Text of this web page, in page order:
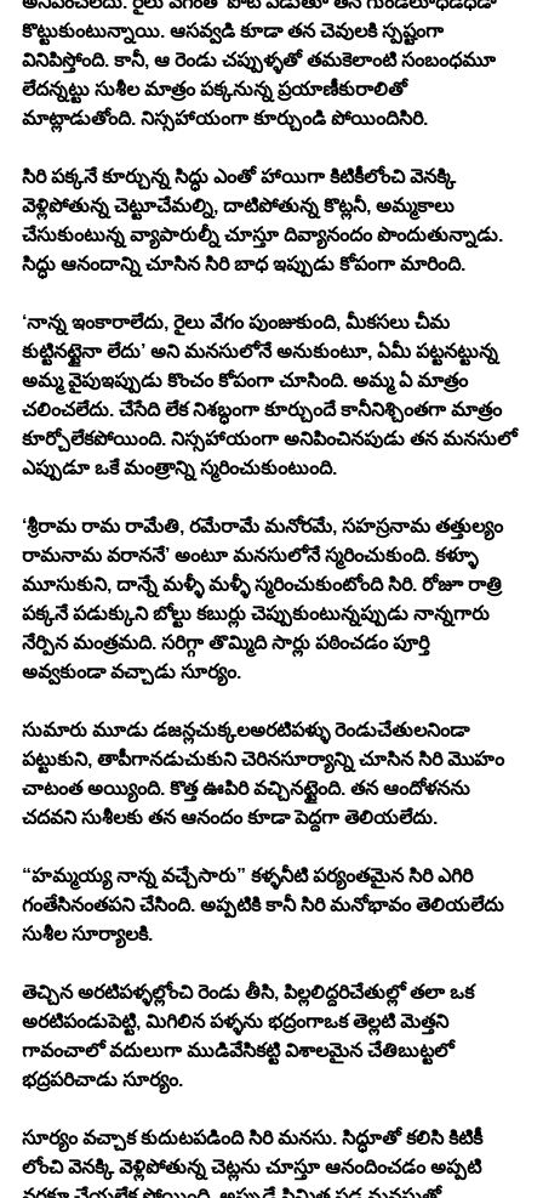
కొట్టుకుంటున్నాయి. ఆసవ్వడి కూడా తన చెవులకి స్పష్టంగా
వినిపిస్తోంది. కానీ, ఆ రెండు చప్పుళ్ళతో తమకెలాంటి సంబంధమూ
లేదన్నట్టు సుశీల మాత్రం పక్కనున్న ప్రయాణీకురాలితో
మాట్లాడుతోంది. నిస్సహాయంగా కూర్చుండి పోయిందిసిరి.
సిరి పక్కనే కూర్చున్న సిద్ధు ఎంతో హాయిగా కిటికీలోంచి వెనక్కి
వెళ్లిపోతున్న చెట్టూచేమల్ని, దాటిపోతున్న కొట్లనీ, అమ్మకాలు
చేసుకుంటున్న వ్యాపారుల్నీ చూస్తూ దివ్యానందం పొందుతున్నాడు.
సిద్ధు ఆనందాన్ని చూసిన సిరి బాధ ఇప్పుడు కోపంగా మారింది.
‘నాన్న ఇంకారాలేదు, రైలు వేగం పుంజుకుంది, మీకసలు చీమ
కుట్టినట్టైనా లేదు’ అని మనసులోనే అనుకుంటూ, ఏమీ పట్టనట్టున్న
అమ్మ వైపుఇప్పుడు కొంచం కోపంగా చూసింది. అమ్మ ఏ మాత్రం
చలించలేదు. చేసేది లేక నిశబ్ధంగా కూర్చుందే కానీనిశ్చింతగా మాత్రం
కూర్చోలేకపోయింది. నిస్సహాయంగా అనిపించినపుడు తన మనసులో
ఎప్పుడూ ఒకే మంత్రాన్ని స్మరించుకుంటుంది.
‘శ్రీరామ రామ రామేతి, రమేరామే మనోరమే, సహస్రనామ తత్తుల్యం
రామనామ వరాననే’ అంటూ మనసులోనే స్మరించుకుంది. కళ్ళూ
మూసుకుని, దాన్నే మళ్ళీ మళ్ళీ స్మరించుకుంటోంది సిరి. రోజూ రాత్రి
పక్కనే పడుక్కుని బోల్టు కబుర్లు చెప్పుకుంటున్నప్పుడు నాన్నగారు
నేర్పిన మంత్రమది. సరిగ్గా తొమ్మిది సార్లు పఠించడం పూర్తి
అవ్వకుండా వచ్చాడు సూర్యం.
సుమారు మూడు డజన్లచుక్కలఅరటిపళ్ళు రెండుచేతులనిండా
పట్టుకుని, తాపీగానడుచుకుని చెరినసూర్యాన్ని చూసిన సిరి మొహం
చాటంత అయ్యింది. కొత్త ఊపిరి వచ్చినట్టైంది. తన ఆందోళనను
చదవని సుశీలకు తన ఆనందం కూడా పెద్దగా తెలియలేదు.
“హమ్మయ్య నాన్న వచ్చేసారు” కళ్ళనీటి పర్యంతమైన సిరి ఎగిరి
గంతేసినంతపని చేసింది. అప్పటికి కానీ సిరి మనోభావం తెలియలేదు
సుశీల సూర్యాలకి.
తెచ్చిన అరటిపళ్ళల్లోంచి రెండు తీసి, పిల్లలిద్దరిచేతుల్లో తలా ఒక
అరటిపండుపెట్టి, మిగిలిన పళ్ళను భద్రంగాఒక తెల్లటి మెత్తని
గావంచాలో వదులుగా ముడివేసికట్టి విశాలమైన చేతిబుట్టలో
భద్రపరిచాడు సూర్యం.
సూర్యం వచ్చాక కుదుటపడింది సిరి మనసు. సిద్ధూతో కలిసి కిటికీ
లోంచి వెనక్కి వెళ్లిపోతున్న చెట్లను చూస్తూ ఆనందించడం అప్పటి